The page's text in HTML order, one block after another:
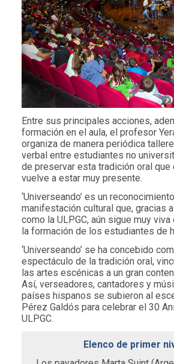
Entre sus principales acciones,
formación en el aula, el profesor
organiza de manera periódica
verbal entre estudiantes no
de preservar esta tradición oral que
vuelve a estar muy presente.
‘Universeando’ es un
manifestación cultural que, gracias
como la ULPGC, aún sigue muy
la formación de los estudiantes de
‘Universeando’ se ha concebido
espectáculo de la tradición oral,
las artes escénicas a un gran
Así, verseadores, cantadores y
países hispanos se subieron al
Pérez Galdós para celebrar el 30
ULPGC.
Elenco de primer